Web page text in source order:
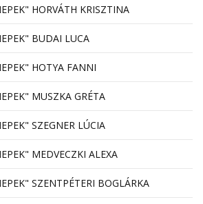
HORVÁTH KRISZTINA
BUDAI LUCA
HOTYA FANNI
MUSZKA GRÉTA
SZEGNER LÚCIA
MEDVECZKI ALEXA
SZENTPÉTERI BOGLÁRKA